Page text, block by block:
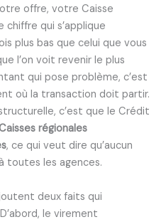
offre, votre Caisse
chiffre qui s’applique
plus bas que celui que vous
l’on voit revenir le plus
qui pose problème, c’est
où la transaction doit partir.
c’est que le Crédit
régionales
, ce qui veut dire qu’aucun
toutes les agences.
deux faits qui
le virement